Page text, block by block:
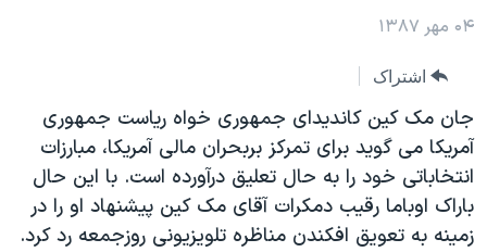
صفحه
جهش
جستجو
جهان
ویژه برنامه‌ها
ویدیوها
فرهنگ و زندگی
صفحه‌های ویژه
۲۵۰سالگی آمریکا
بایگانی برنامه‌های تلویزیونی
مستندها
فرکانس‌های صدای آمریکا
یادگیری زبان انگلیسی
دنبال کنید
۰۴ مهر ۱۳۸۷
اشتراک
جان مک کین کاندیدای جمهوری خواه ریاست جمهوری
آمریکا می گوید برای تمرکز بربحران مالی آمریکا، مبارزات
انتخاباتی خود را به حال تعلیق درآورده است. با این حال
باراک اوباما رقیب دمکرات آقای مک کین پیشنهاد او را در
زمینه به تعویق افکندن مناظره تلویزیونی روزجمعه رد کرد.